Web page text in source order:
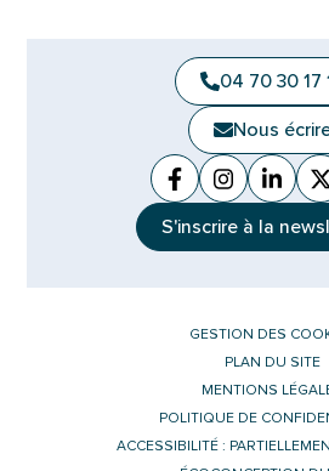
04 70 30 17
Nous
Facebook
(ouvertureInstagram
S'inscrire à la
GESTION DES
PLAN DU SITE
MENTIONS
POLITIQUE DE
ACCESSIBILITÉ :